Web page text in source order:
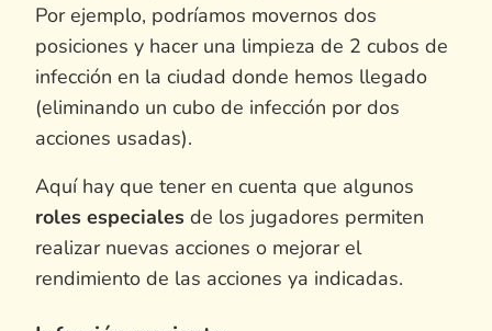
Por ejemplo, podríamos movernos dos
posiciones y hacer una limpieza de 2 cubos de
infección en la ciudad donde hemos llegado
(eliminando un cubo de infección por dos
acciones usadas).
Aquí hay que tener en cuenta que algunos
roles especiales de los jugadores permiten
realizar nuevas acciones o mejorar el
rendimiento de las acciones ya indicadas.